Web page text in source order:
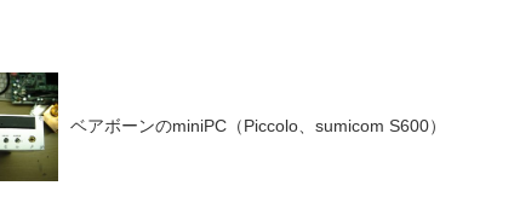
ベアボーンのminiPC（Piccolo、sumicom S600）